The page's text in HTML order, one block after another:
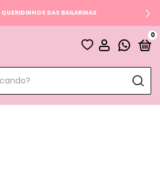
DAS BAILARINAS
0